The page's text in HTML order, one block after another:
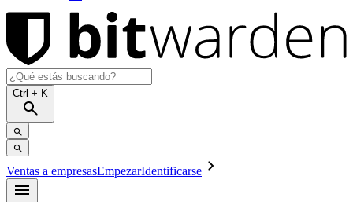
Ctrl + K
Ventas a empresasEmpezarIdentificarse